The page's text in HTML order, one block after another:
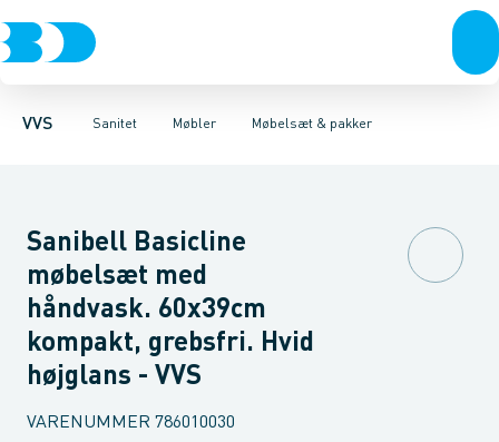
VVS Sanitet
Rør & fittingsPressfittings & rørKuglehaner & ventiler
Møbler
Toiletter, sæder og cisterner VaskeArmaturer
Møbelsæt & pakker
Møbelsæt & pakkerUnderskabeHøjskabeOverskabe
Sanibell Basicline
møbelsæt med
håndvask. 60x39cm
kompakt, grebsfri. Hvid
højglans - VVS
VARENUMMER 786010030